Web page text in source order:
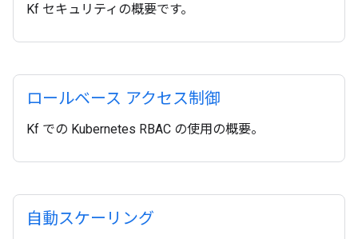
Kf セキュリティの概要です。
ロールベース アクセス制御
Kf での Kubernetes RBAC の使用の概要。
自動スケーリング